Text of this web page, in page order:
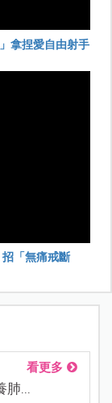
拿捏愛自由射手
「無痛戒斷
看更多
肺...